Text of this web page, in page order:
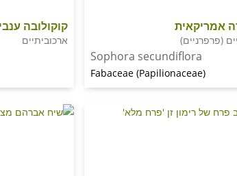
אמריקאית
(פרפרניים)
Sophora secundiflora
Fabaceae (Papilionaceae)
קוקולובה
ארכוביתיים